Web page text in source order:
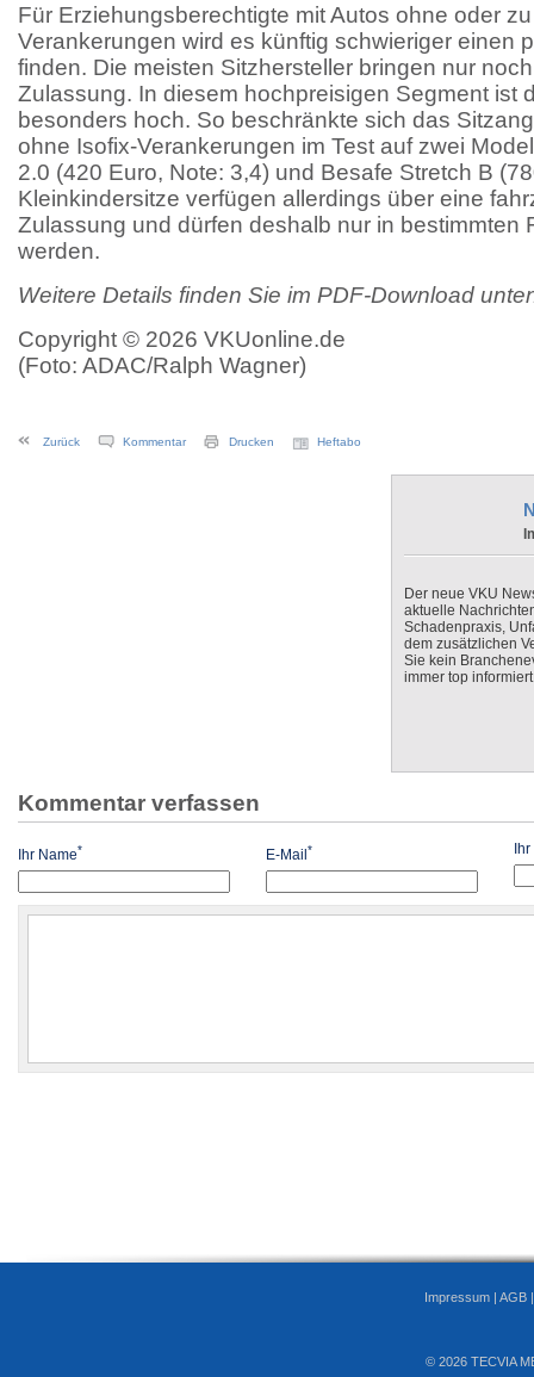
Für Erziehungsberechtigte mit Autos ohne oder
Verankerungen wird es künftig schwieriger einen
finden. Die meisten Sitzhersteller bringen nur
Zulassung. In diesem hochpreisigen Segment ist
besonders hoch. So beschränkte sich das
ohne Isofix-Verankerungen im Test auf zwei
2.0 (420 Euro, Note: 3,4) und Besafe Stretch B
Kleinkindersitze verfügen allerdings über eine
Zulassung und dürfen deshalb nur in bestimmten
werden.
Weitere Details finden Sie im PDF-Download
Copyright © 2026 VKUonline.de
(Foto: ADAC/Ralph Wagner)
Zurück Kommentar Drucken Heftabo
Der neue VKU
aktuelle
Schadenpraxis,
dem zusätzlichen
Sie kein
immer top
Kommentar verfassen
Ihr Name* E-Mail* Ihr
Impressum | AGB
© 2026 TECVIA